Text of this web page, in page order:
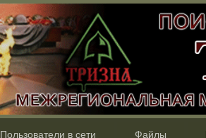
Пользователи в сети Файлы